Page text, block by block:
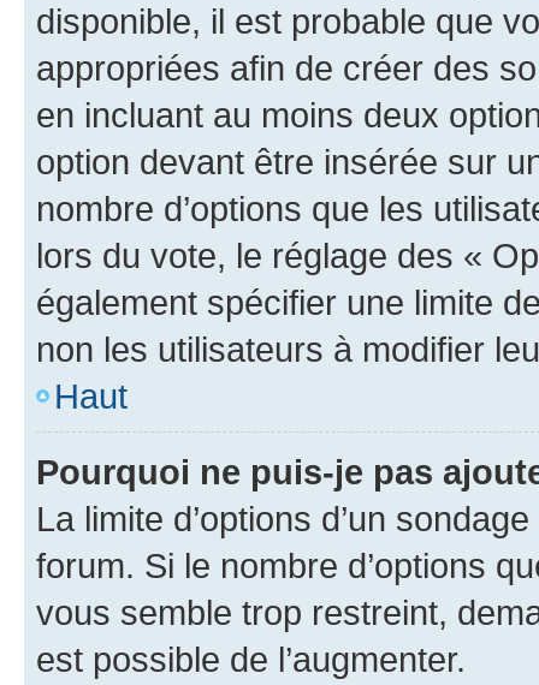
disponible, il est probable que
appropriées afin de créer des
en incluant au moins deux
option devant être insérée sur
nombre d’options que les
lors du vote, le réglage des «
également spécifier une limite
non les utilisateurs à modifier
Haut
Pourquoi ne puis-je pas
La limite d’options d’un
forum. Si le nombre d’options
vous semble trop restreint,
est possible de l’augmenter.